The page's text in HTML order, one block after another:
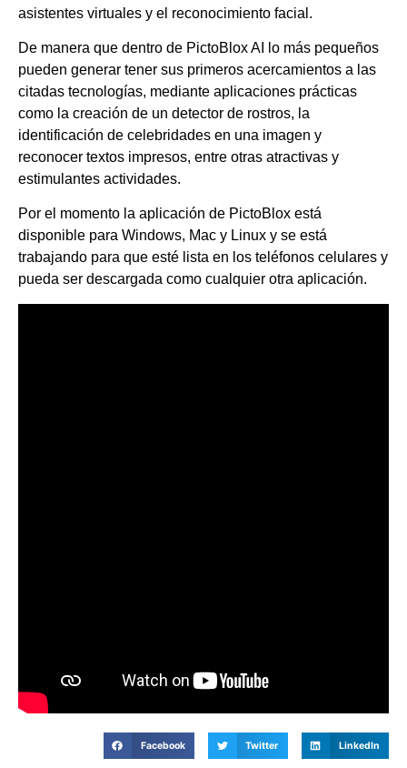
asistentes virtuales y el reconocimiento facial.
De manera que dentro de PictoBlox AI lo más pequeños
pueden generar tener sus primeros acercamientos a las
citadas tecnologías, mediante aplicaciones prácticas
como la creación de un detector de rostros, la
identificación de celebridades en una imagen y
reconocer textos impresos, entre otras atractivas y
estimulantes actividades.
Por el momento la aplicación de PictoBlox está
disponible para Windows, Mac y Linux y se está
trabajando para que esté lista en los teléfonos celulares y
pueda ser descargada como cualquier otra aplicación.
Facebook Twitter LinkedIn